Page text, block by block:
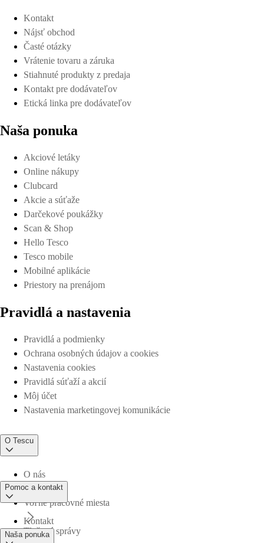
Kontakt
Nájsť obchod
Časté otázky
Vrátenie tovaru a záruka
Stiahnuté produkty z predaja
Kontakt pre dodávateľov
Etická linka pre dodávateľov
Naša ponuka
Akciové letáky
Online nákupy
Clubcard
Akcie a súťaže
Darčekové poukážky
Scan & Shop
Hello Tesco
Tesco mobile
Mobilné aplikácie
Priestory na prenájom
Pravidlá a nastavenia
Pravidlá a podmienky
Ochrana osobných údajov a cookies
Nastavenia cookies
Pravidlá súťaží a akcií
Môj účet
Nastavenia marketingovej komunikácie
O Tescu
O nás
Voľné pracovné miesta
Tlačové správy
Pomoc a kontakt
Kontakt
Naša ponuka